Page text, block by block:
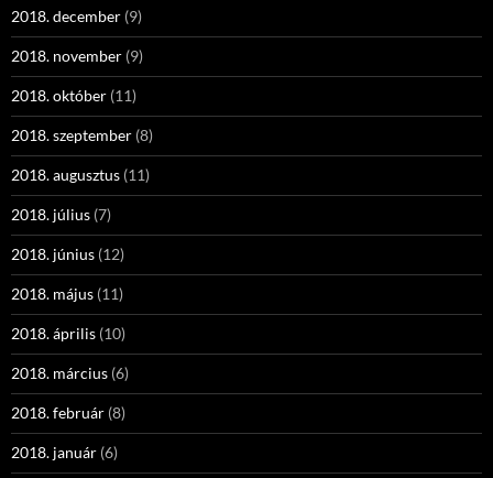
2018. december (9)
2018. november (9)
2018. október (11)
2018. szeptember (8)
2018. augusztus (11)
2018. július (7)
2018. június (12)
2018. május (11)
2018. április (10)
2018. március (6)
2018. február (8)
2018. január (6)